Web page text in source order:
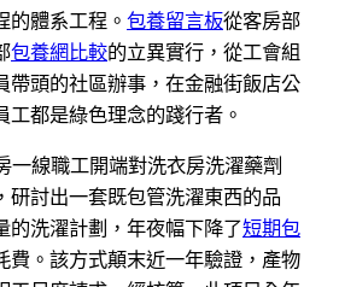
的體系工程。 包養留言板從客房部
包養網比較的立異實行，從工會組
帶頭的社區辦事，在金融街飯店公
工都是綠色理念的踐行者。
一線職工開端對洗衣房洗濯藥劑
研討出一套既包管洗濯東西的品
的洗濯計劃，年夜幅下降了短期包
費。該方式顛末近一年驗證，產物